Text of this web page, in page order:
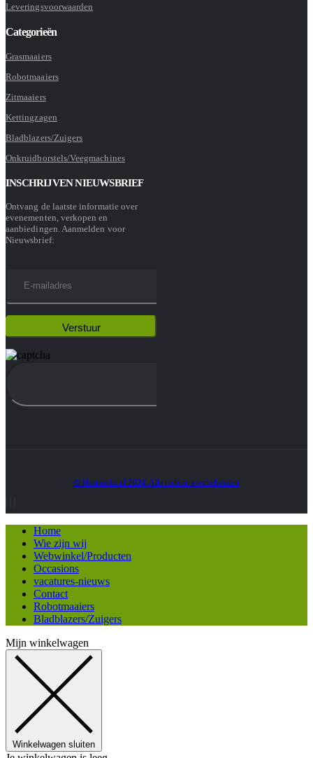
Leveringsvoorwaarden
Categorieën
Grasmaaiers
Robotmaaiers
Zitmaaiers
Kettingzagen
Bladblazers/Zuigers
Onkruidborstels/Veegmachines
INSCHRIJVEN NIEUWSBRIEF
Ontvang de laatste informatie over
evenementen, verkopen en
aanbiedingen. Aanmelden voor
Nieuwsbrief:
© Heatmedia.nl 2024. Alle rechten voorbehouden
Home
Wie zijn wij
Webwinkel/Producten
Occasions
vacatures-nieuws
Contact
Robotmaaiers
Bladblazers/Zuigers
Mijn winkelwagen
Winkelwagen sluiten